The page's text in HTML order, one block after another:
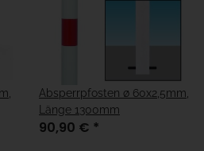
Absperrpfosten ø 60x2,5mm,
Länge 1300mm
90,90 € *